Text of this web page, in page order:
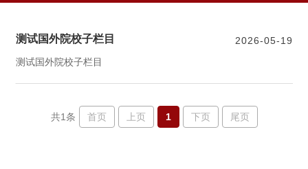
测试国外院校子栏目 2026-05-19
测试国外院校子栏目
共1条 首页 上页 1 下页 尾页